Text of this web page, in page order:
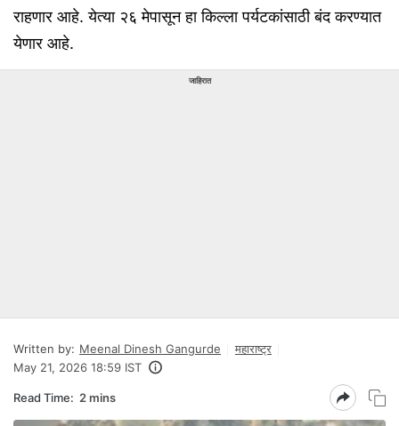
राहणार आहे. येत्या २६ मेपासून हा किल्ला पर्यटकांसाठी बंद करण्यात
येणार आहे.
जाहिरात
Written by: Meenal Dinesh Gangurde
महाराष्ट्र
May 21, 2026 18:59 IST
Read Time: 2 mins